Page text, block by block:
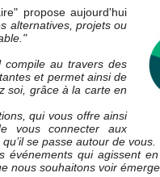
propose aujourd'hui
alternatives, projets ou
compile au travers des
et permet ainsi de
soi, grâce à la carte en
qui vous offre ainsi
vous connecter aux
se passe autour de vous.
qui agissent
nous souhaitons voir